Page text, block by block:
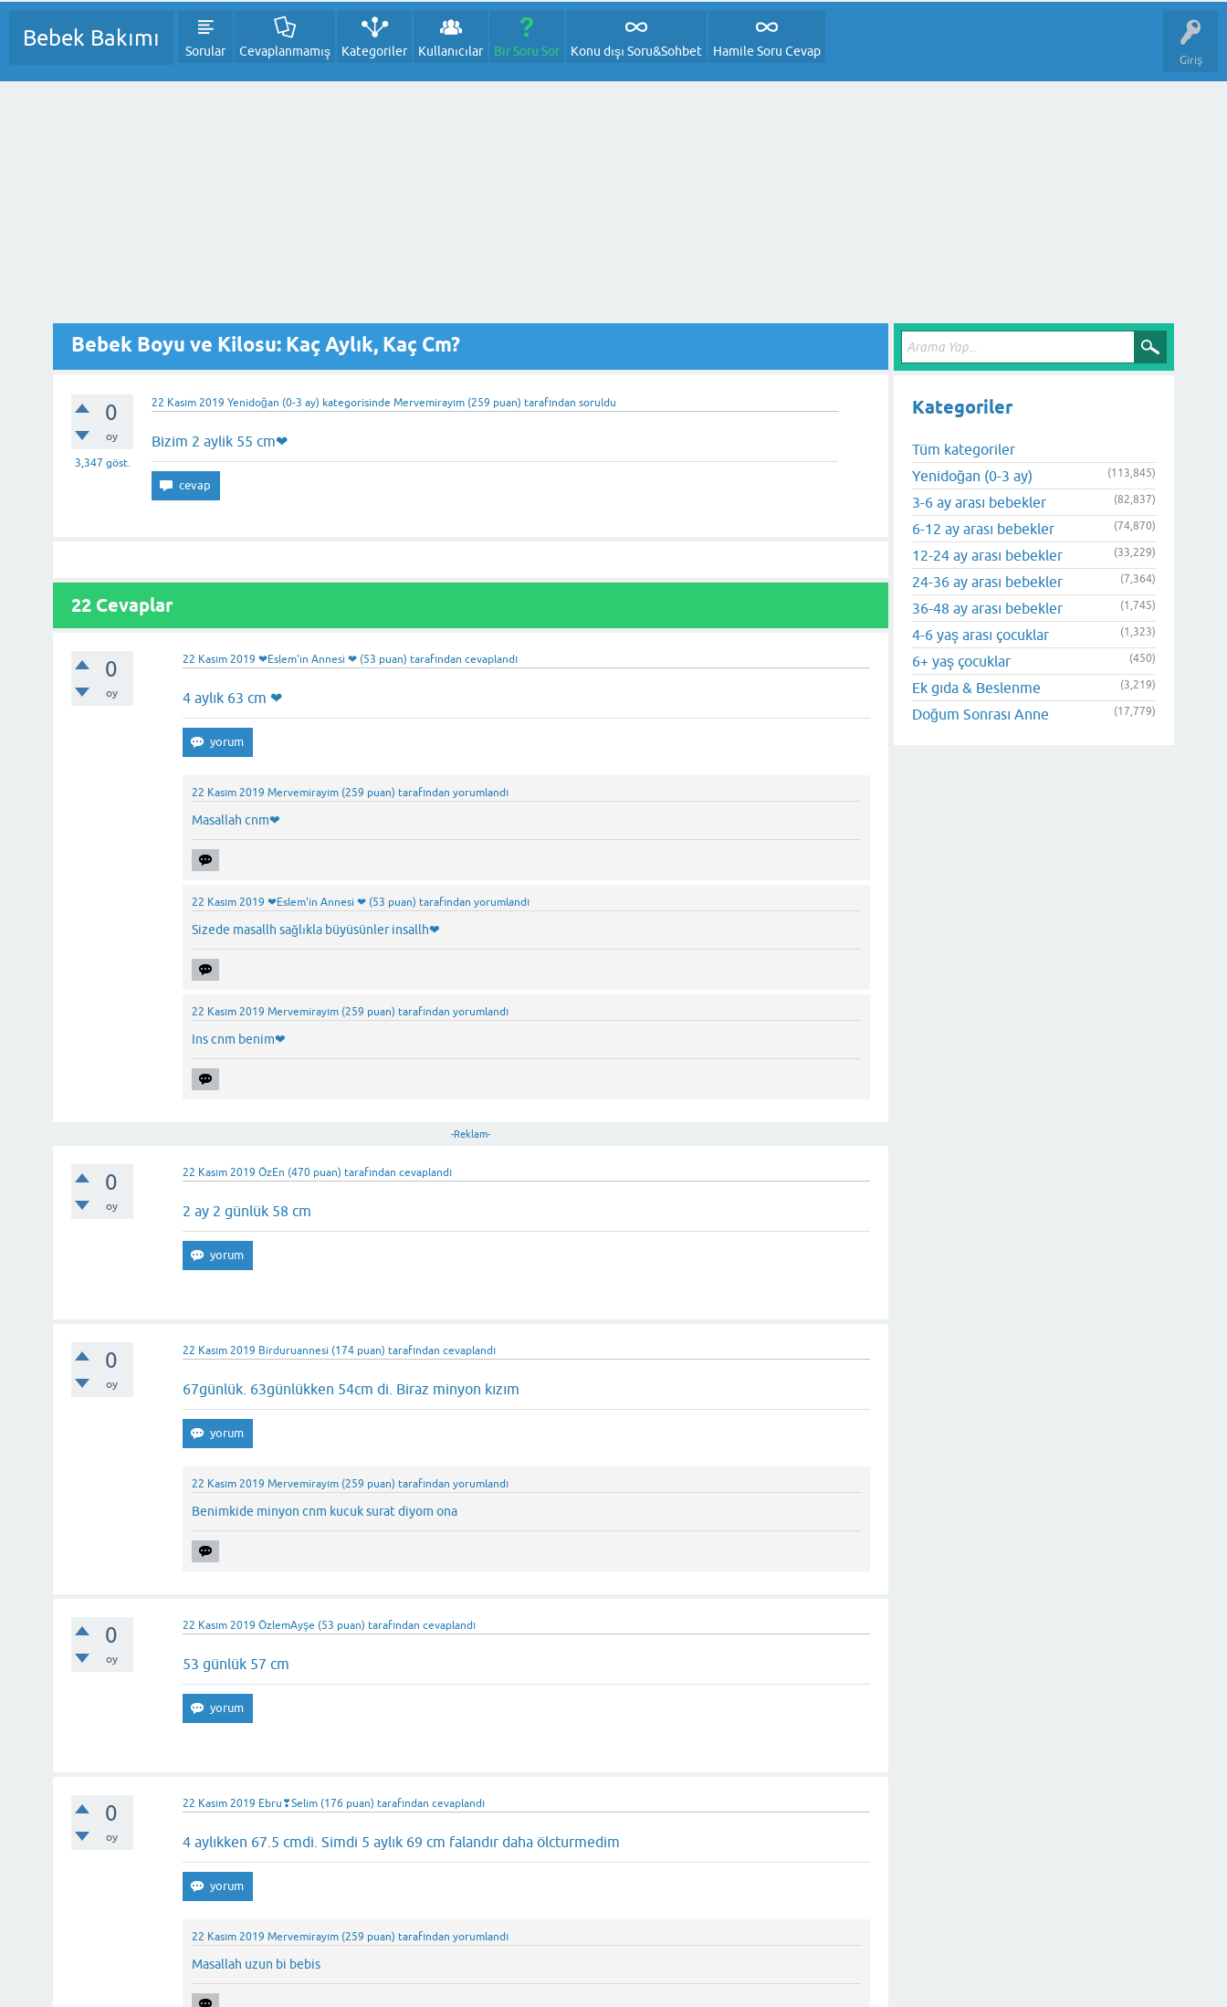
Giriş
Bebek Bakımı
Sorular Cevaplanmamış Kategoriler Kullanıcılar Bir Soru Sor Konu dışı Soru&Sohbet Hamile Soru Cevap
Bebek Boyu ve Kilosu: Kaç Aylık, Kaç Cm?
0
oy
3,347 göst.
22 Kasım 2019 Yenidoğan (0-3 ay) kategorisinde Mervemirayım (259 puan) tarafından soruldu
Bizim 2 aylik 55 cm❤
22 Cevaplar
0
oy
22 Kasım 2019 ❤Eslem'in Annesi ❤ (53 puan) tarafından cevaplandı
4 aylık 63 cm ❤
22 Kasım 2019 Mervemirayım (259 puan) tarafından yorumlandı
Masallah cnm❤
22 Kasım 2019 ❤Eslem'in Annesi ❤ (53 puan) tarafından yorumlandı
Sizede masallh sağlıkla büyüsünler insallh❤
22 Kasım 2019 Mervemirayım (259 puan) tarafından yorumlandı
Ins cnm benim❤
-Reklam-
0
oy
22 Kasım 2019 ÖzEn (470 puan) tarafından cevaplandı
2 ay 2 günlük 58 cm
0
oy
22 Kasım 2019 Birduruannesi (174 puan) tarafından cevaplandı
67günlük. 63günlükken 54cm di. Biraz minyon kızım
22 Kasım 2019 Mervemirayım (259 puan) tarafından yorumlandı
Benimkide minyon cnm kucuk surat diyom ona
0
oy
22 Kasım 2019 ÖzlemAyşe (53 puan) tarafından cevaplandı
53 günlük 57 cm
0
oy
22 Kasım 2019 Ebru❣Selim (176 puan) tarafından cevaplandı
4 aylıkken 67.5 cmdi. Simdi 5 aylık 69 cm falandır daha ölcturmedim
22 Kasım 2019 Mervemirayım (259 puan) tarafından yorumlandı
Masallah uzun bi bebis
Kategoriler
Tüm kategoriler
Yenidoğan (0-3 ay)
(113,845)
3-6 ay arası bebekler (82,837)
6-12 ay arası bebekler (74,870)
12-24 ay arası bebekler (33,229)
24-36 ay arası bebekler (7,364)
36-48 ay arası bebekler (1,745)
4-6 yaş arası çocuklar (1,323)
6+ yaş çocuklar (450)
Ek gıda & Beslenme (3,219)
Doğum Sonrası Anne (17,779)